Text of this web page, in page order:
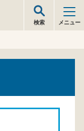
検索 メニュー